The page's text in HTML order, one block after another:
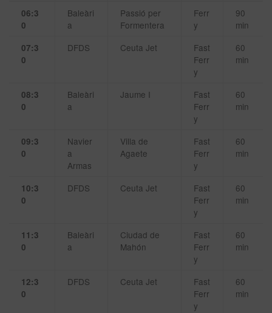
06:3
0
Baleàri
a
Passió per
Formentera
Ferr
y
90
min
07:3
0
DFDS Ceuta Jet
Fast
Ferr
y
60
min
08:3
0
Baleàri
a
Jaume I
Fast
Ferr
y
60
min
09:3
0
Navier
a
Armas
Villa de
Agaete
Fast
Ferr
y
60
min
10:3
0
DFDS Ceuta Jet
Fast
Ferr
y
60
min
11:3
0
Baleàri
a
Ciudad de
Mahón
Fast
Ferr
y
60
min
12:3
0
DFDS Ceuta Jet
Fast
Ferr
y
60
min